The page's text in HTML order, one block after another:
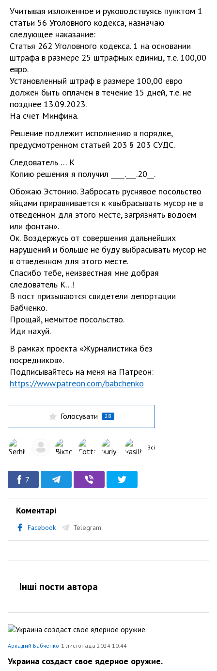
Учитывая изложенное и руководствуясь пунктом 1
статьи 56 Уголовного кодекса, назначаю
следующее наказание:
Статья 262 Уголовного кодекса. 1 на основании
штрафа в размере 25 штрафных единиц, т.е. 100,00
евро.
Установленный штраф в размере 100,00 евро
должен быть оплачен в течение 15 дней, т.е. не
позднее 13.09.2023.
На счет Минфина.
Решение подлежит исполнению в порядке,
предусмотренном статьей 203 § 203 СУДС.
Следователь … К
Копию решения я получил ____.___.20__.
Обожаю Эстонию. Забросать руснявое посольство
яйцами приравнивается к «выбрасывать мусор не в
отведенном для этого месте, загрязнять водоем
или фонтан».
Ок. Воздержусь от совершения дальнейших
нарушений и больше не буду выбрасывать мусор не
в отведенном для этого месте.
Спасибо тебе, неизвестная мне добрая
следователь К…!
В пост призываются свидетели депортации
Бабченко.
Прощай, немытое посольство.
Иди нахуй.
В рамках проекта «Журналистика без
посредников».
Подписывайтесь на меня на Патреон:
https://www.patreon.com/babchenko
Голосувати 28
Всі
7
Коментарі
Facebook Telegram
Інші пости автора
Аркадий Бабченко 1 листопада 2024 10:44
Украина создаст свое ядерное оружие.